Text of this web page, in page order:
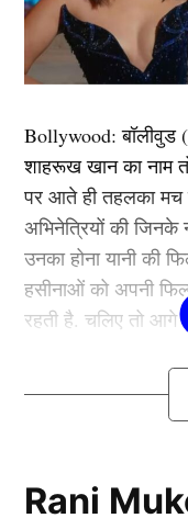
रहे हैं। दोनों के बीच
से चल रही है। मगर
यही वजह है कि फैंस
यह भी पढ़ें:2025 के
खतरनाक टीमों के
18 T20
क्या है सच्चाई
Bollywood:बॉलीवुड (
शाहरूख खान का नाम
पर आते ही तहलका
अभिनेत्रियों की जिनके
उनका होना यानी की
हसीनाओं को अपनी
रहती है. चलिए तो
कौन हैं
Padukone)
Rani